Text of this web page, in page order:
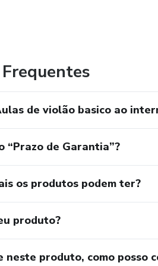
de violão basico ao
“Prazo de Garantia”?
os produtos podem ter?
produto?
neste produto, como posso